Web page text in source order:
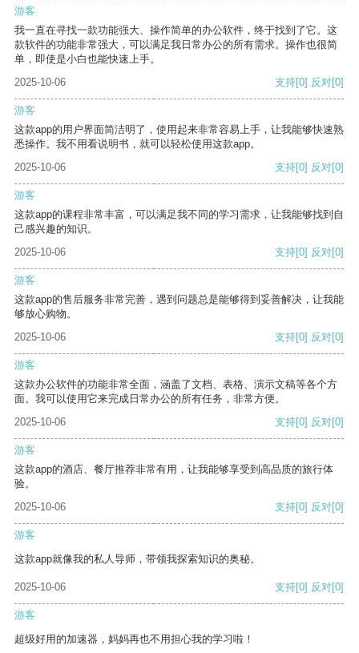
游客
我一直在寻找一款功能强大、操作简单的办公软件，终于找到了它。这
款软件的功能非常强大，可以满足我日常办公的所有需求。操作也很简
单，即使是小白也能快速上手。
2025-10-06
支持[0] 反对[0]
游客
这款app的用户界面简洁明了，使用起来非常容易上手，让我能够快速熟
悉操作。我不用看说明书，就可以轻松使用这款app。
2025-10-06
支持[0] 反对[0]
游客
这款app的课程非常丰富，可以满足我不同的学习需求，让我能够找到自
己感兴趣的知识。
2025-10-06
支持[0] 反对[0]
游客
这款app的售后服务非常完善，遇到问题总是能够得到妥善解决，让我能
够放心购物。
2025-10-06
支持[0] 反对[0]
游客
这款办公软件的功能非常全面，涵盖了文档、表格、演示文稿等各个方
面。我可以使用它来完成日常办公的所有任务，非常方便。
2025-10-06
支持[0] 反对[0]
游客
这款app的酒店、餐厅推荐非常有用，让我能够享受到高品质的旅行体
验。
2025-10-06
支持[0] 反对[0]
游客
这款app就像我的私人导师，带领我探索知识的奥秘。
2025-10-06 支持[0] 反对[0]
游客
超级好用的加速器，妈妈再也不用担心我的学习啦！